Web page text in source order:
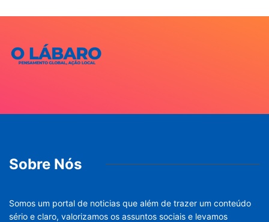
Sobre Nós
Somos um portal de noticias que além de trazer um conteúdo
sério e claro, valorizamos os assuntos sociais e levamos